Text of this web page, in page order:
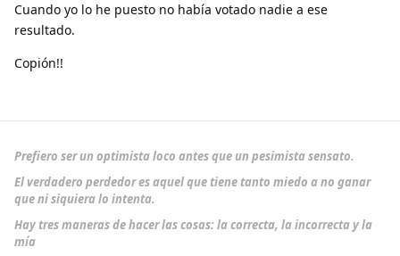
Cuando yo lo he puesto no había votado nadie a ese
resultado.
Copión!!
Prefiero ser un optimista loco antes que un pesimista sensato.
El verdadero perdedor es aquel que tiene tanto miedo a no ganar
que ni siquiera lo intenta.
Hay tres maneras de hacer las cosas: la correcta, la incorrecta y la
mía